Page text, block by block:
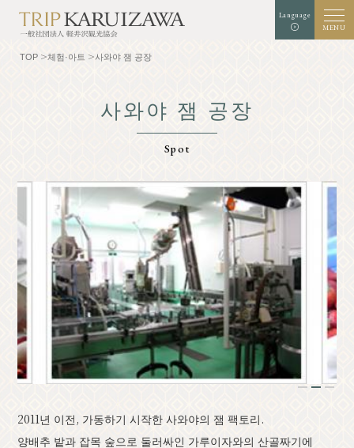
Language
MENU
청색 글자 크기
TOP
가루이자와를 알다
자연
리조트
클래식
미식가
체험・예술
Shop
모델 코스
이벤트 정보
공지 오시는 길
브로슈어 일람
TOP 체험·아트 사와야 잼 공장
사와야 잼 공장
Spot
2011년 이전, 가동하기 시작한 사와야의 잼 팩토리.
양배추 밭과 잡목 숲으로 둘러싸인 가루이자와의 산골짜기에